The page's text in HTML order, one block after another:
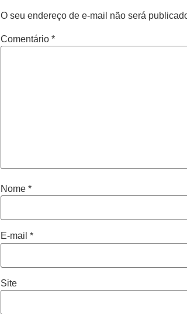
O seu endereço de e-mail não será
Comentário *
Nome *
E-mail *
Site